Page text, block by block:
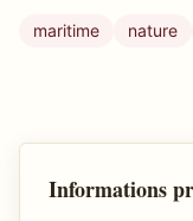
maritime nature
Informations